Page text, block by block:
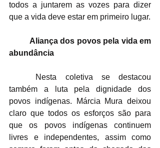
todos a juntarem as vozes para dizer
Aliança dos povos pela vida em
abundância
também a luta pela dignidade dos
povos indígenas. Márcia Mura deixou
claro que todos os esforços são para
que os povos indígenas continuem
livres e independentes, assim como